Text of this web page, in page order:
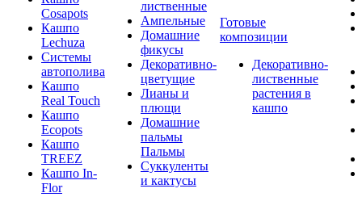
Cosapots
Кашпо
Lechuza
Системы
автополива
Кашпо
Real Touch
Кашпо
Ecopots
Кашпо
TREEZ
Кашпо In-
Flor
лиственные
Ампельные
Домашние
фикусы
Декоративно-
цветущие
Лианы и
плющи
Домашние
пальмы
Пальмы
Суккуленты
и кактусы
Готовые
композиции
Декоративно-
лиственные
растения в
кашпо